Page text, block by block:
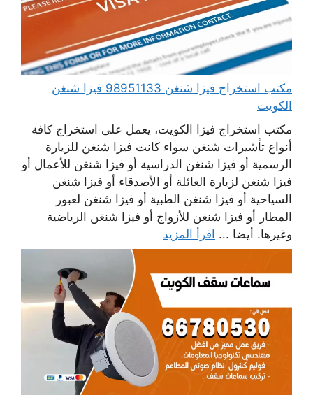
مكتب استخراج فيزا شنغن 98951133 فيزا شنغن
الكويت
مكتب استخراج فيزا الكويت، يعمل على استخراج كافة
أنواع تأشيرات شنغن سواء كانت فيزا شنغن للزيارة
الرسمية أو فيزا شنغن الدراسية أو فيزا شنغن للأعمال أو
فيزا شنغن لزيارة العائلة أو الأصدقاء أو فيزا شنغن
السياحية أو فيزا شنغن الطبية أو فيزا شنغن لعبور
المطار أو فيزا شنغن للأزواج أو فيزا شنغن الرياضية
وغيرها. أيضا ... اقرأ المزيد